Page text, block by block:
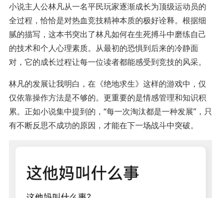
小说主人公林凡从一名平民玩家逐渐成长为顶级运动员的
全过程，恰恰是对热血竞技精神本质的极好诠释。根据细
腻的描写，这本书突出了林凡如何在生死搏斗中磨练自己
的技术和个人心理素质。从最初的恐惧到后来的冷静面
对，它的成长过程让每一位读者都能感受到竞技的风采。
林凡的发展让我明白，在《绝地求生》这样的游戏中，仅
仅依靠操作方法是不够的。更重要的是情感管理和知识积
累。正如小说集中提到的，“每一次淘汰都是一种发展”，只
有不断反思不成功的原因，才能在下一场战斗中突破。